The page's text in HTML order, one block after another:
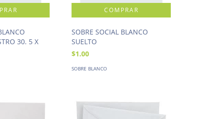
30. 5 X
SOBRE SOCIAL BLANCO
SUELTO
$1.00
SOBRE BLANCO